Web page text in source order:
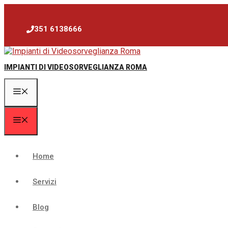
contenuto351 6138666
IMPIANTI DI VIDEOSORVEGLIANZA ROMA
Home
Servizi
Blog